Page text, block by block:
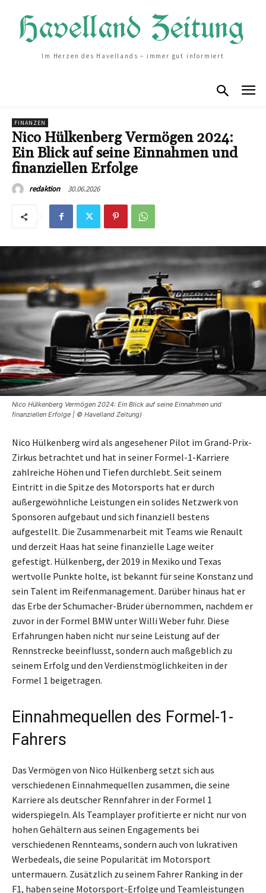
Im Herzen des Havellands – immer gut informiert
FINANZEN
Nico Hülkenberg Vermögen 2024:
Ein Blick auf seine Einnahmen und
finanziellen Erfolge
redaktion 30.06.2026
Nico Hülkenberg Vermögen 2024: Ein Blick auf seine Einnahmen und
finanziellen Erfolge | © Havelland Zeitung)
Nico Hülkenberg wird als angesehener Pilot im Grand-Prix-
Zirkus betrachtet und hat in seiner Formel-1-Karriere
zahlreiche Höhen und Tiefen durchlebt. Seit seinem
Eintritt in die Spitze des Motorsports hat er durch
außergewöhnliche Leistungen ein solides Netzwerk von
Sponsoren aufgebaut und sich finanziell bestens
aufgestellt. Die Zusammenarbeit mit Teams wie Renault
und derzeit Haas hat seine finanzielle Lage weiter
gefestigt. Hülkenberg, der 2019 in Mexiko und Texas
wertvolle Punkte holte, ist bekannt für seine Konstanz und
sein Talent im Reifenmanagement. Darüber hinaus hat er
das Erbe der Schumacher-Brüder übernommen, nachdem er
zuvor in der Formel BMW unter Willi Weber fuhr. Diese
Erfahrungen haben nicht nur seine Leistung auf der
Rennstrecke beeinflusst, sondern auch maßgeblich zu
seinem Erfolg und den Verdienstmöglichkeiten in der
Formel 1 beigetragen.
Einnahmequellen des Formel-1-
Fahrers
Das Vermögen von Nico Hülkenberg setzt sich aus
verschiedenen Einnahmequellen zusammen, die seine
Karriere als deutscher Rennfahrer in der Formel 1
widerspiegeln. Als Teamplayer profitierte er nicht nur von
hohen Gehältern aus seinen Engagements bei
verschiedenen Rennteams, sondern auch von lukrativen
Werbedeals, die seine Popularität im Motorsport
untermauern. Zusätzlich zu seinem Fahrer Ranking in der
F1, haben seine Motorsport-Erfolge und Teamleistungen